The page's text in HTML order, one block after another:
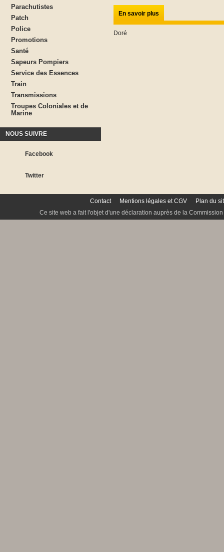
Parachutistes
Patch
Police
Promotions
Santé
Sapeurs Pompiers
Service des Essences
Train
Transmissions
Troupes Coloniales et de
Marine
NOUS SUIVRE
Facebook
Twitter
En savoir plus
Doré
Contact Mentions légales et CGV
Plan du
Ce site web a fait l'objet d'une déclaration auprès de la